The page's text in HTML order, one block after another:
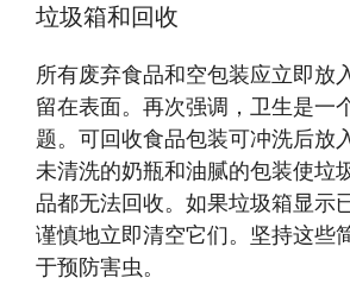
垃圾箱和回收
所有废弃食品和空包装应立即放
留在表面。再次强调，卫生是一
题。可回收食品包装可冲洗后放
未清洗的奶瓶和油腻的包装使垃
品都无法回收。如果垃圾箱显示
谨慎地立即清空它们。坚持这些
于预防害虫。